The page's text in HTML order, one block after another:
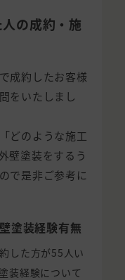
の成約・施
成約したお客様
をいたしまし
どのような施工
壁塗装をするう
で是非ご参考に
塗装経験有無
した方が55人い
装経験について